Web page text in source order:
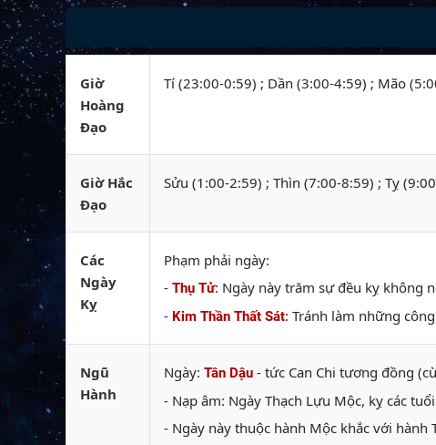
Giờ
Hoàng
Đạo
Tí (23:00-0:59) ; Dần (3:00-4:59) ; Mão
Giờ Hắc
Đạo
Sửu (1:00-2:59) ; Thìn (7:00-8:59) ; Tỵ
Các
Ngày
Kỵ
Phạm phải ngày:
- Thụ Tử: Ngày này trăm sự đều kỵ không
- Kim Thần Thất Sát: Tránh làm những
Ngũ
Hành
Ngày: Tân Dậu - tức Can Chi tương đồng
- Nạp âm: Ngày Thạch Lựu Mộc, kỵ các
- Ngày này thuộc hành Mộc khắc với